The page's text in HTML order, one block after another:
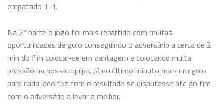
empatado 1-1.
Na 2ª parte o jogo foi mais repartido com muitas
oportunidades de golo conseguindo o adversário a cerca de 2
min do fim colocar-se em vantagem e colocando muita
pressão na nossa equipa. Já no último minuto mais um golo
para cada lado fez com o resultado se disputasse até ao fim
com o adversário a levar a melhor.